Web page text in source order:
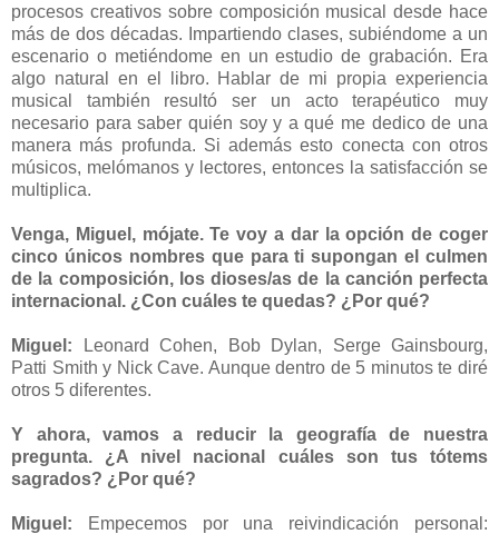
procesos creativos sobre composición musical desde hace
más de dos décadas. Impartiendo clases, subiéndome a un
escenario o metiéndome en un estudio de grabación. Era
algo natural en el libro. Hablar de mi propia experiencia
musical también resultó ser un acto terapéutico muy
necesario para saber quién soy y a qué me dedico de una
manera más profunda. Si además esto conecta con otros
músicos, melómanos y lectores, entonces la satisfacción se
multiplica.
Venga, Miguel, mójate. Te voy a dar la opción de coger
cinco únicos nombres que para ti supongan el culmen
de la composición, los dioses/as de la canción perfecta
internacional. ¿Con cuáles te quedas? ¿Por qué?
Miguel: Leonard Cohen, Bob Dylan, Serge Gainsbourg,
Patti Smith y Nick Cave. Aunque dentro de 5 minutos te diré
otros 5 diferentes.
Y ahora, vamos a reducir la geografía de nuestra
pregunta. ¿A nivel nacional cuáles son tus tótems
sagrados? ¿Por qué?
Miguel: Empecemos por una reivindicación personal: